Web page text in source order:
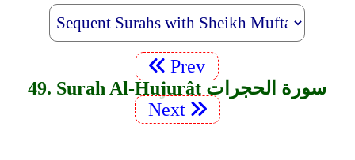
Prev
49. Surah Al-Hujurât سورة الحجرات
Next